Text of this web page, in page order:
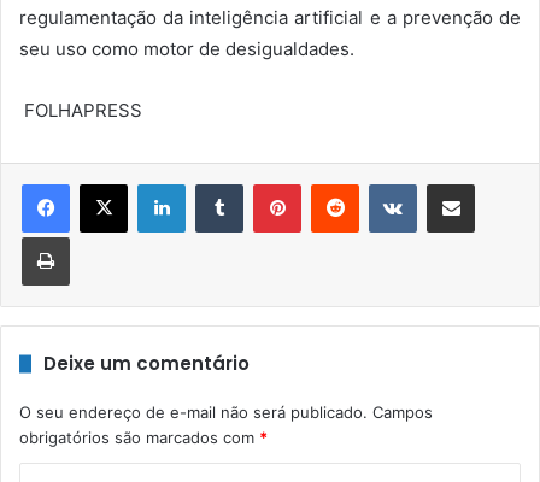
regulamentação da inteligência artificial e a prevenção de
seu uso como motor de desigualdades.
FOLHAPRESS
LinkedinTumblr PinterestReddit VK Compartilhar via e-mail
Imprimir
Deixe um comentário
O seu endereço de e-mail não será publicado. Campos
obrigatórios são marcados com *